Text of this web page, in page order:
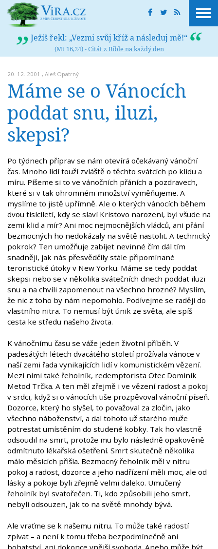
Ježíš řekl: „Vezmi svůj kříž a následuj mě!“
(Mt 16,24) -Citát z Bible na každý den
20. 12. 2001 , Aleš Opatrný
Máme se o Vánocích
poddat snu, iluzi,
skepsi?
Po týdnech příprav se nám otevírá očekávaný vánoční
čas. Mnoho lidí touží zvláště o těchto svátcích po klidu a
míru. Píšeme si to ve vánočních přáních a pozdravech,
které si v tak ohromném množství vyměňujeme. A
myslíme to jistě upřímně. Ale o kterých vánocích během
dvou tisíciletí, kdy se slaví Kristovo narození, byl všude na
zemi klid a mír? Ani moc nejmocnějších vládců, ani přání
bezmocných ho nedokázaly na světě nastolit. A technický
pokrok? Ten umožňuje zabíjet nevinné čím dál tím
snadněji, jak nás přesvědčily stále připomínané
teroristické útoky v New Yorku. Máme se tedy poddat
skepsi nebo se v několika svátečních dnech poddat iluzi
snu a na chvíli zapomenout na všechno hrozné? Myslím,
že nic z toho by nám nepomohlo. Podívejme se raději do
vlastního nitra. To nemusí být únik ze světa, ale spíš
cesta ke středu našeho života.
K vánočnímu času se váže jeden životní příběh. V
padesátých létech dvacátého století prožívala vánoce v
naší zemi řada vynikajících lidí v komunistickém vězení.
Mezi nimi také řeholník, redemptorista Otec Dominik
Metod Trčka. A ten měl zřejmě i ve vězení radost a pokoj
v srdci, když si o vánocích tiše prozpěvoval vánoční píseň.
Dozorce, který ho slyšel, to považoval za zločin, jako
všechno náboženství, a dal tohoto už starého muže
potrestat umístěním do studené kobky. Tak ho vlastně
odsoudil na smrt, protože mu bylo následně opakověně
odmítnuto lékařská ošetření. Smrt skutečně několika
málo měsících přišla. Bezmocný řeholník měl v nitru
pokoj a radost, dozorce a jeho nadřízení měli moc, ale od
lásky a pokoje byli zřejmě velmi daleko. Umučený
řeholník byl svatořečen. Ti, kdo způsobili jeho smrt,
nebyli odsouzen, jak to na světě mnohdy bývá.
Ale vraťme se k našemu nitru. To může také radostí
zpívat – a není k tomu třeba bezpodmínečně ani
bohatství, ani dokonce vnější svoboda. Anebo může být